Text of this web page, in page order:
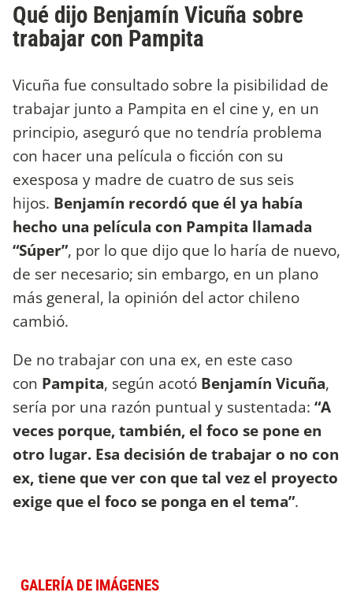
Qué dijo Benjamín Vicuña sobre
trabajar con Pampita
Vicuña fue consultado sobre la pisibilidad de
trabajar junto a Pampita en el cine y, en un
principio, aseguró que no tendría problema
con hacer una película o ficción con su
exesposa y madre de cuatro de sus seis
hijos. Benjamín recordó que él ya había
hecho una película con Pampita llamada
“Súper”, por lo que dijo que lo haría de nuevo,
de ser necesario; sin embargo, en un plano
más general, la opinión del actor chileno
cambió.
De no trabajar con una ex, en este caso
con Pampita, según acotó Benjamín Vicuña,
sería por una razón puntual y sustentada: “A
veces porque, también, el foco se pone en
otro lugar. Esa decisión de trabajar o no con
ex, tiene que ver con que tal vez el proyecto
exige que el foco se ponga en el tema”.
GALERÍA DE IMÁGENES